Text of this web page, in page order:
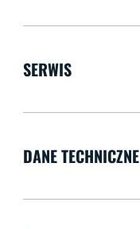
SERWIS
DANE TECHNICZNE